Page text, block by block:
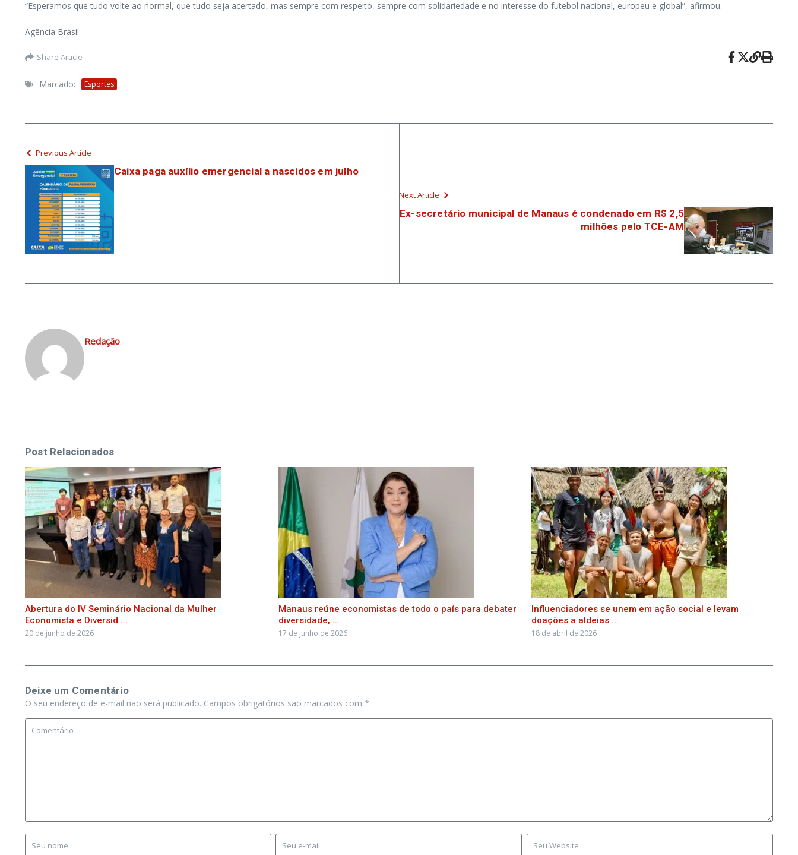
“Esperamos que tudo volte ao normal, que tudo seja acertado, mas sempre com respeito, sempre com solidariedade e no interesse do futebol nacional, europeu e global”, afirmou.
Agência Brasil
Share Article
Marcado: Esportes
Previous Article
Caixa paga auxílio emergencial a nascidos em julho
Next Article
Ex-secretário municipal de Manaus é condenado em R$ 2,5
milhões pelo TCE-AM
Redação
Post Relacionados
Abertura do IV Seminário Nacional da Mulher
Economista e Diversid ...
20 de junho de 2026
Manaus reúne economistas de todo o país para debater
diversidade, ...
17 de junho de 2026
Influenciadores se unem em ação social e levam
doações a aldeias ...
18 de abril de 2026
Deixe um Comentário
O seu endereço de e-mail não será publicado. Campos obrigatórios são marcados com *